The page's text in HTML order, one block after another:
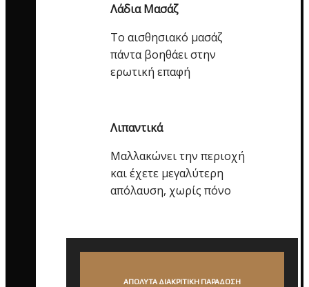
Λάδια Μασάζ
Το αισθησιακό μασάζ
πάντα βοηθάει στην
ερωτική επαφή
Λιπαντικά
Μαλλακώνει την περιοχή
και έχετε μεγαλύτερη
απόλαυση, χωρίς πόνο
ΑΠΟΛΥΤΑ ΔΙΑΚΡΙΤΙΚΗ ΠΑΡΑΔΟΣΗ